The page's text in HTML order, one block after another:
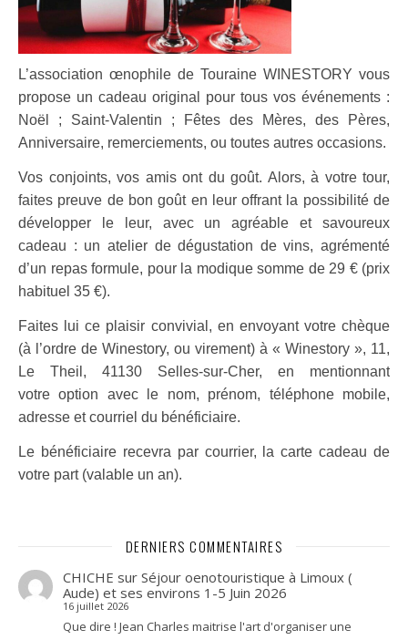
L’association œnophile de Touraine WINESTORY vous
propose un cadeau original pour tous vos événements :
Noël ; Saint-Valentin ; Fêtes des Mères, des Pères,
Anniversaire, remerciements, ou toutes autres occasions.
Vos conjoints, vos amis ont du goût. Alors, à votre tour,
faites preuve de bon goût en leur offrant la possibilité de
développer le leur, avec un agréable et savoureux
cadeau : un atelier de dégustation de vins, agrémenté
d’un repas formule, pour la modique somme de 29 € (prix
habituel 35 €).
Faites lui ce plaisir convivial, en envoyant votre chèque
(à
l’ordre de Winestory, ou virement) à « Winestory », 11,
Le Theil, 41130 Selles-sur-Cher, en mentionnant
votreoption avec le nom, prénom, téléphone mobile,
adresse et courriel du bénéficiaire.
Le bénéficiaire recevra par courrier, la carte cadeau de
votre part(valable un an).
DERNIERS COMMENTAIRES
CHICHE sur Séjour oenotouristique à Limoux (
Aude) et ses environs 1-5 Juin 2026
16 juillet 2026
Que dire ! Jean Charles maitrise l'art d'organiser une